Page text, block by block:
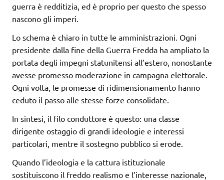
guerra è redditizia, ed è proprio per questo che spesso
nascono gli imperi.
Lo schema è chiaro in tutte le amministrazioni. Ogni
presidente dalla fine della Guerra Fredda ha ampliato la
portata degli impegni statunitensi all’estero, nonostante
avesse promesso moderazione in campagna elettorale.
Ogni volta, le promesse di ridimensionamento hanno
ceduto il passo alle stesse forze consolidate.
In sintesi, il filo conduttore è questo: una classe
dirigente ostaggio di grandi ideologie e interessi
particolari, mentre il sostegno pubblico si erode.
Quando l’ideologia e la cattura istituzionale
sostituiscono il freddo realismo e l’interesse nazionale,